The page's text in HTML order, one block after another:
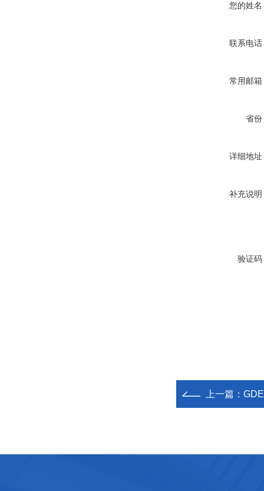
您的姓名
联系电话
常用邮箱
省份
详细地址
补充说明
验证码
上一篇：